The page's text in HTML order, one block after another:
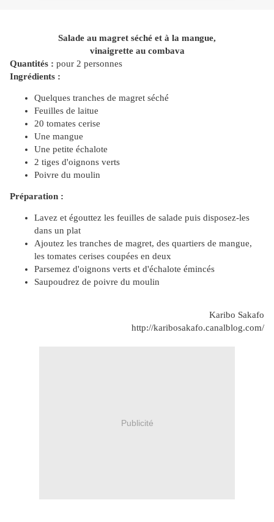
Salade au magret séché et à la mangue,
vinaigrette au combava
Quantités : pour 2 personnes
Ingrédients :
Quelques tranches de magret séché
Feuilles de laitue
20 tomates cerise
Une mangue
Une petite échalote
2 tiges d'oignons verts
Poivre du moulin
Préparation :
Lavez et égouttez les feuilles de salade puis disposez-les
dans un plat
Ajoutez les tranches de magret, des quartiers de mangue,
les tomates cerises coupées en deux
Parsemez d'oignons verts et d'échalote émincés
Saupoudrez de poivre du moulin
Karibo Sakafo
http://karibosakafo.canalblog.com/
Publicité